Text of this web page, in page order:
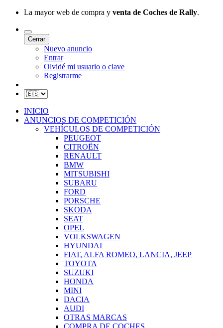
La mayor web de compra y venta de Coches de Rally.
Cerrar
Nuevo anuncio
Entrar
Olvidé mi usuario o clave
Registrarme
INICIO
ANUNCIOS DE COMPETICIÓN
VEHÍCULOS DE COMPETICIÓN
PEUGEOT
CITROËN
RENAULT
BMW
MITSUBISHI
SUBARU
FORD
PORSCHE
SKODA
SEAT
OPEL
VOLKSWAGEN
HYUNDAI
FIAT, ALFA ROMEO, LANCIA, JEEP
TOYOTA
SUZUKI
HONDA
MINI
DACIA
AUDI
OTRAS MARCAS
COMPRA DE COCHES